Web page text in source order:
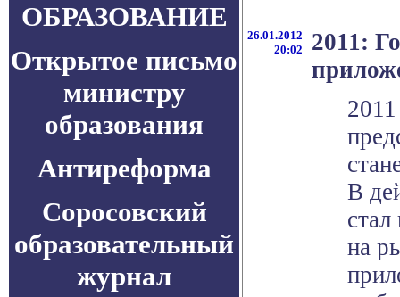
ОБРАЗОВАНИЕ
Открытое письмо
министру
образования
Антиреформа
Соросовский
образовательный
журнал
26.01.2012
20:02
2011:
2011
В
на